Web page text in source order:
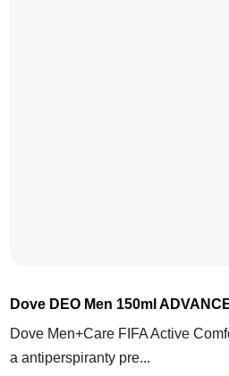
Dove DEO Men 150ml
Dove Men+Care FIFA Active
a antiperspiranty pre...